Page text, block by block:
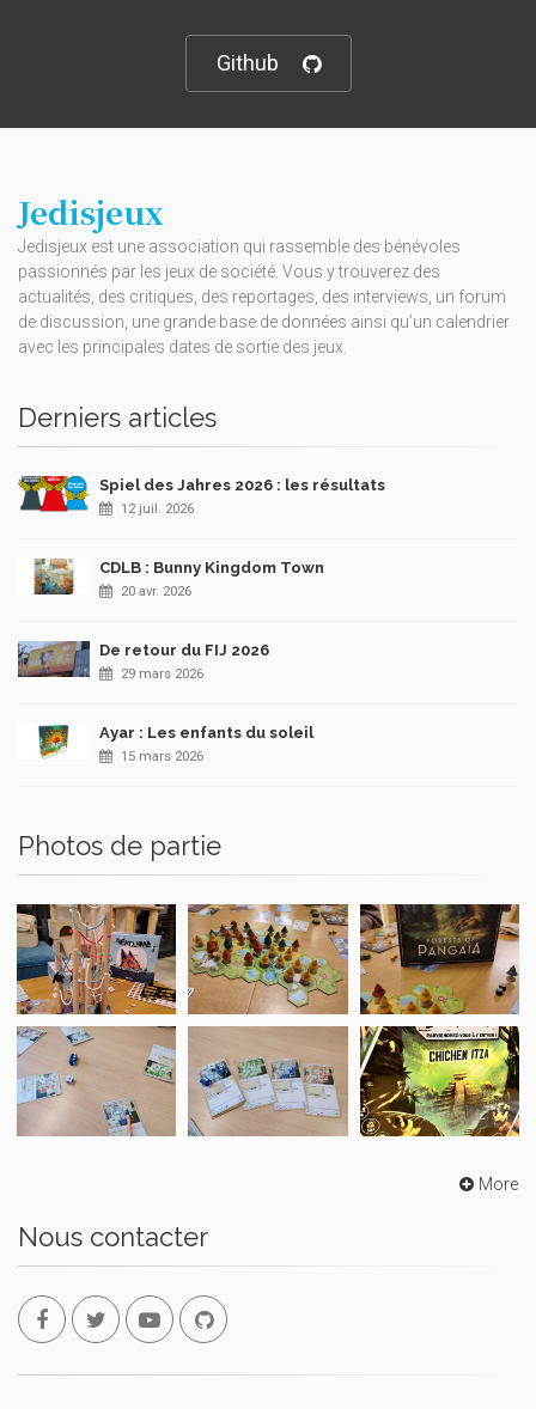
Github
Jedisjeux
Jedisjeux est une association qui rassemble des bénévoles
passionnés par les jeux de société. Vous y trouverez des
actualités, des critiques, des reportages, des interviews, un forum
de discussion, une grande base de données ainsi qu’un calendrier
avec les principales dates de sortie des jeux.
Derniers articles
Spiel des Jahres 2026 : les résultats
12 juil. 2026
CDLB : Bunny Kingdom Town
20 avr. 2026
De retour du FIJ 2026
29 mars 2026
Ayar : Les enfants du soleil
15 mars 2026
Photos de partie
More
Nous contacter